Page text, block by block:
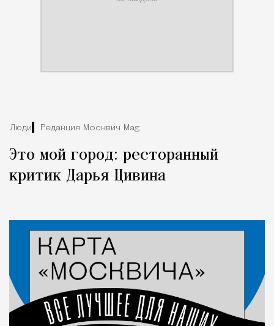
Люди Редакция Москвич Mag
Это мой город: ресторанный
критик Дарья Цивина